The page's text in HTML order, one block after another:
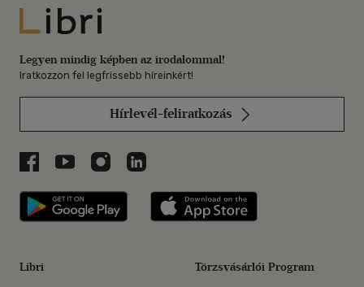
Libri
Legyen mindig képben az irodalommal!
Iratkozzon fel legfrissebb híreinkért!
Hírlevél-feliratkozás
Libri a Facebookon
Libri a Youtube-on
Libri az Instagramon
Libri a LinkedInen
Libri applikáció Szerezd meg: Google
Libri Törzsvásárlói Program